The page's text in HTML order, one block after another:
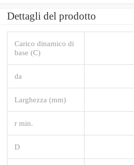
Dettagli del prodotto
Carico dinamico di
base (C)
da
Larghezza (mm)
r min.
D